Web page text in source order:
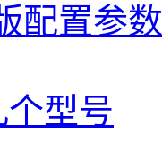
配置参数
型号